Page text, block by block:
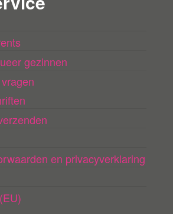
gezinnen
en privacyverklaring